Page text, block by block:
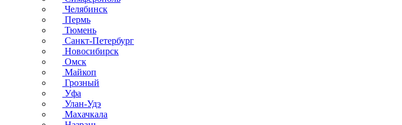
Челябинск
Пермь
Тюмень
Санкт-Петербург
Новосибирск
Омск
Майкоп
Грозный
Уфа
Улан-Удэ
Махачкала